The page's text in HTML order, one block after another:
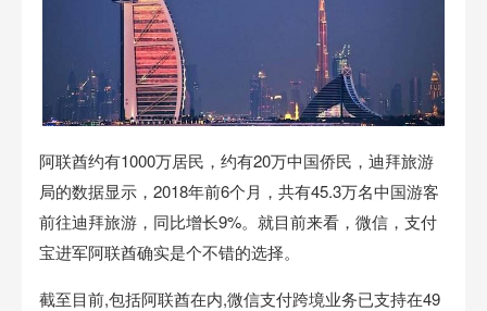
阿联酋约有1000万居民，约有20万中国侨民，迪拜旅游
局的数据显示，2018年前6个月，共有45.3万名中国游客
前往迪拜旅游，同比增长9%。就目前来看，微信 ，支付
宝进军阿联酋确实是个不错的选择。
截至目前,包括阿联酋在内,微信支付跨境业务已支持在49